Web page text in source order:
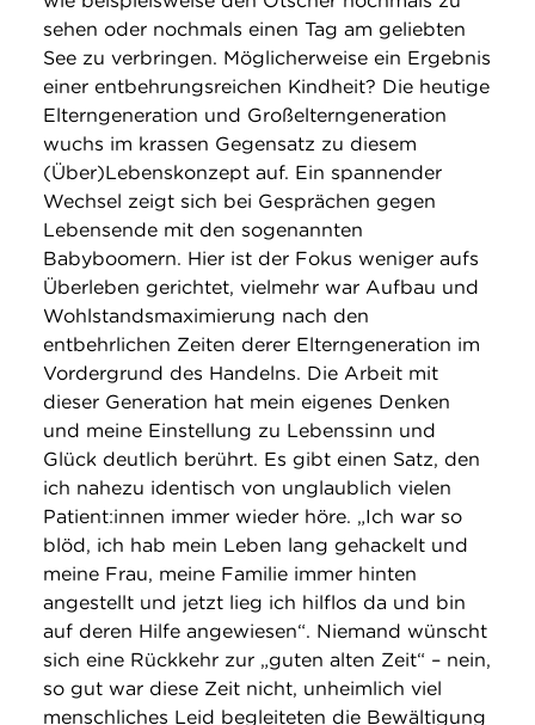
sehen oder nochmals einen Tag am geliebten
See zu verbringen. Möglicherweise ein Ergebnis
einer entbehrungsreichen Kindheit? Die heutige
Elterngeneration und Großelterngeneration
wuchs im krassen Gegensatz zu diesem
(Über)Lebenskonzept auf. Ein spannender
Wechsel zeigt sich bei Gesprächen gegen
Lebensende mit den sogenannten
Babyboomern. Hier ist der Fokus weniger aufs
Überleben gerichtet, vielmehr war Aufbau und
Wohlstandsmaximierung nach den
entbehrlichen Zeiten derer Elterngeneration im
Vordergrund des Handelns. Die Arbeit mit
dieser Generation hat mein eigenes Denken
und meine Einstellung zu Lebenssinn und
Glück deutlich berührt. Es gibt einen Satz, den
ich nahezu identisch von unglaublich vielen
Patient:innen immer wieder höre. „Ich war so
blöd, ich hab mein Leben lang gehackelt und
meine Frau, meine Familie immer hinten
angestellt und jetzt lieg ich hilflos da und bin
auf deren Hilfe angewiesen“. Niemand wünscht
sich eine Rückkehr zur „guten alten Zeit“ – nein,
so gut war diese Zeit nicht, unheimlich viel
menschliches Leid begleiteten die Bewältigung